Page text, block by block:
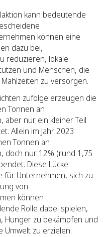
kann bedeutende
können eine
dazu bei,
reduzieren, lokale
und Menschen, die
zu versorgen.
zufolge erzeugen die
Tonnen an
aber nur ein kleiner Teil
Allein im Jahr 2023
Tonnen an
doch nur 12% (rund 1,75
Diese Lücke
für Unternehmen, sich zu
von
können
Rolle dabei spielen,
Hunger zu bekämpfen und
Umwelt zu erzielen.